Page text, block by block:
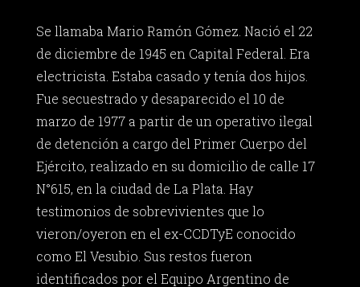
Se llamaba Mario Ramón Gómez. Nació el 22
de diciembre de 1945 en Capital Federal. Era
electricista. Estaba casado y tenía dos hijos.
Fue secuestrado y desaparecido el 10 de
marzo de 1977 a partir de un operativo ilegal
de detención a cargo del Primer Cuerpo del
Ejército, realizado en su domicilio de calle 17
N°615, en la ciudad de La Plata. Hay
testimonios de sobrevivientes que lo
vieron/oyeron en el ex-CCDTyE conocido
como El Vesubio. Sus restos fueron
identificados por el Equipo Argentino de